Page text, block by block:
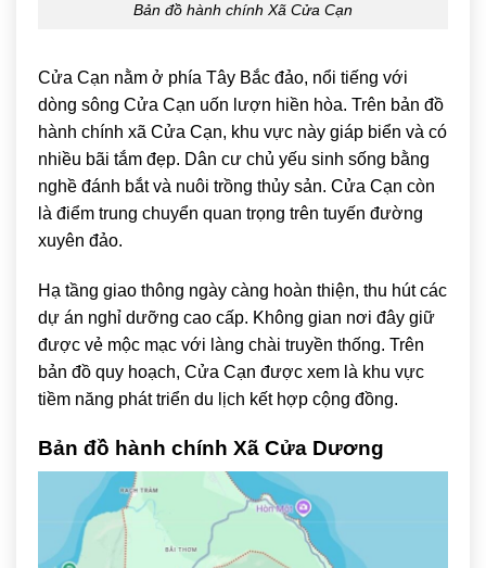
Bản đồ hành chính Xã Cửa Cạn
Cửa Cạn nằm ở phía Tây Bắc đảo, nổi tiếng với
dòng sông Cửa Cạn uốn lượn hiền hòa. Trên bản đồ
hành chính xã Cửa Cạn, khu vực này giáp biển và có
nhiều bãi tắm đẹp. Dân cư chủ yếu sinh sống bằng
nghề đánh bắt và nuôi trồng thủy sản. Cửa Cạn còn
là điểm trung chuyển quan trọng trên tuyến đường
xuyên đảo.
Hạ tầng giao thông ngày càng hoàn thiện, thu hút các
dự án nghỉ dưỡng cao cấp. Không gian nơi đây giữ
được vẻ mộc mạc với làng chài truyền thống. Trên
bản đồ quy hoạch, Cửa Cạn được xem là khu vực
tiềm năng phát triển du lịch kết hợp cộng đồng.
Bản đồ hành chính Xã Cửa Dương